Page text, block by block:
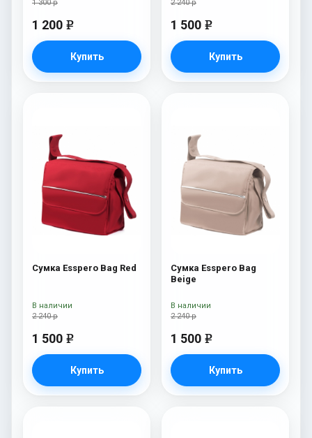
1 300 р
1 200 e
Купить
2 240 р
1 500 e
Купить
Сумка Esspero Bag Red
2 240 р
1 500 e
Купить
В наличии
Сумка Esspero Bag
Beige
2 240 р
1 500 e
Купить
В наличии